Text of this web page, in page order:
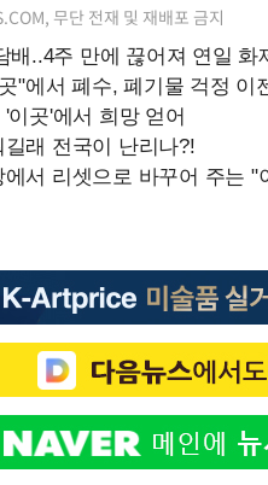
무단 전재 및 재배포 금지